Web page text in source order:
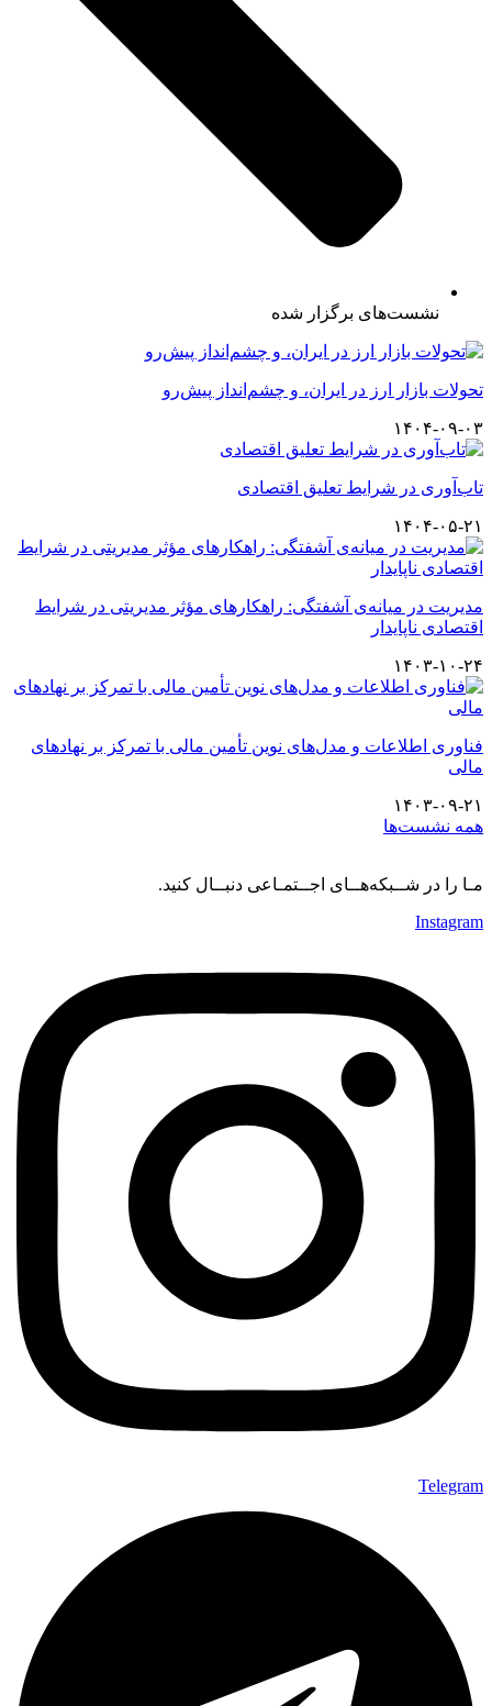
نشست‌های برگزار شده
تحولات بازار ارز در ایران، و چشم‌انداز پیش‌رو
۱۴۰۴-۰۹-۰۳
تاب‌آوری در شرایط تعلیق اقتصادی
۱۴۰۴-۰۵-۲۱
مدیریت در میانه‌ی آشفتگی: راهکارهای مؤثر مدیریتی در شرایط
اقتصادی ناپایدار
۱۴۰۳-۱۰-۲۴
فناوری اطلاعات و مدل‌های نوین تأمین مالی با تمرکز بر نهادهای
مالی
۱۴۰۳-۰۹-۲۱
همه نشست‌ها
مـا را در شــبکه‌هــای اجــتمـاعی دنبــال کنید.
Instagram
Telegram